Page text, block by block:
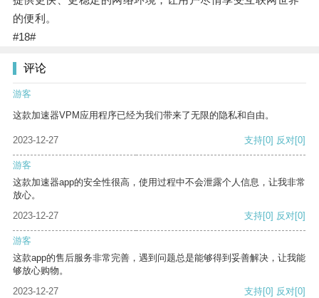
的便利。
#18#
评论
游客
这款加速器VPM应用程序已经为我们带来了无限的隐私和自由。
2023-12-27 支持[0] 反对[0]
游客
这款加速器app的安全性很高，使用过程中不会泄露个人信息，让我非常
放心。
2023-12-27
支持[0] 反对[0]
游客
这款app的售后服务非常完善，遇到问题总是能够得到妥善解决，让我能
够放心购物。
2023-12-27
支持[0] 反对[0]